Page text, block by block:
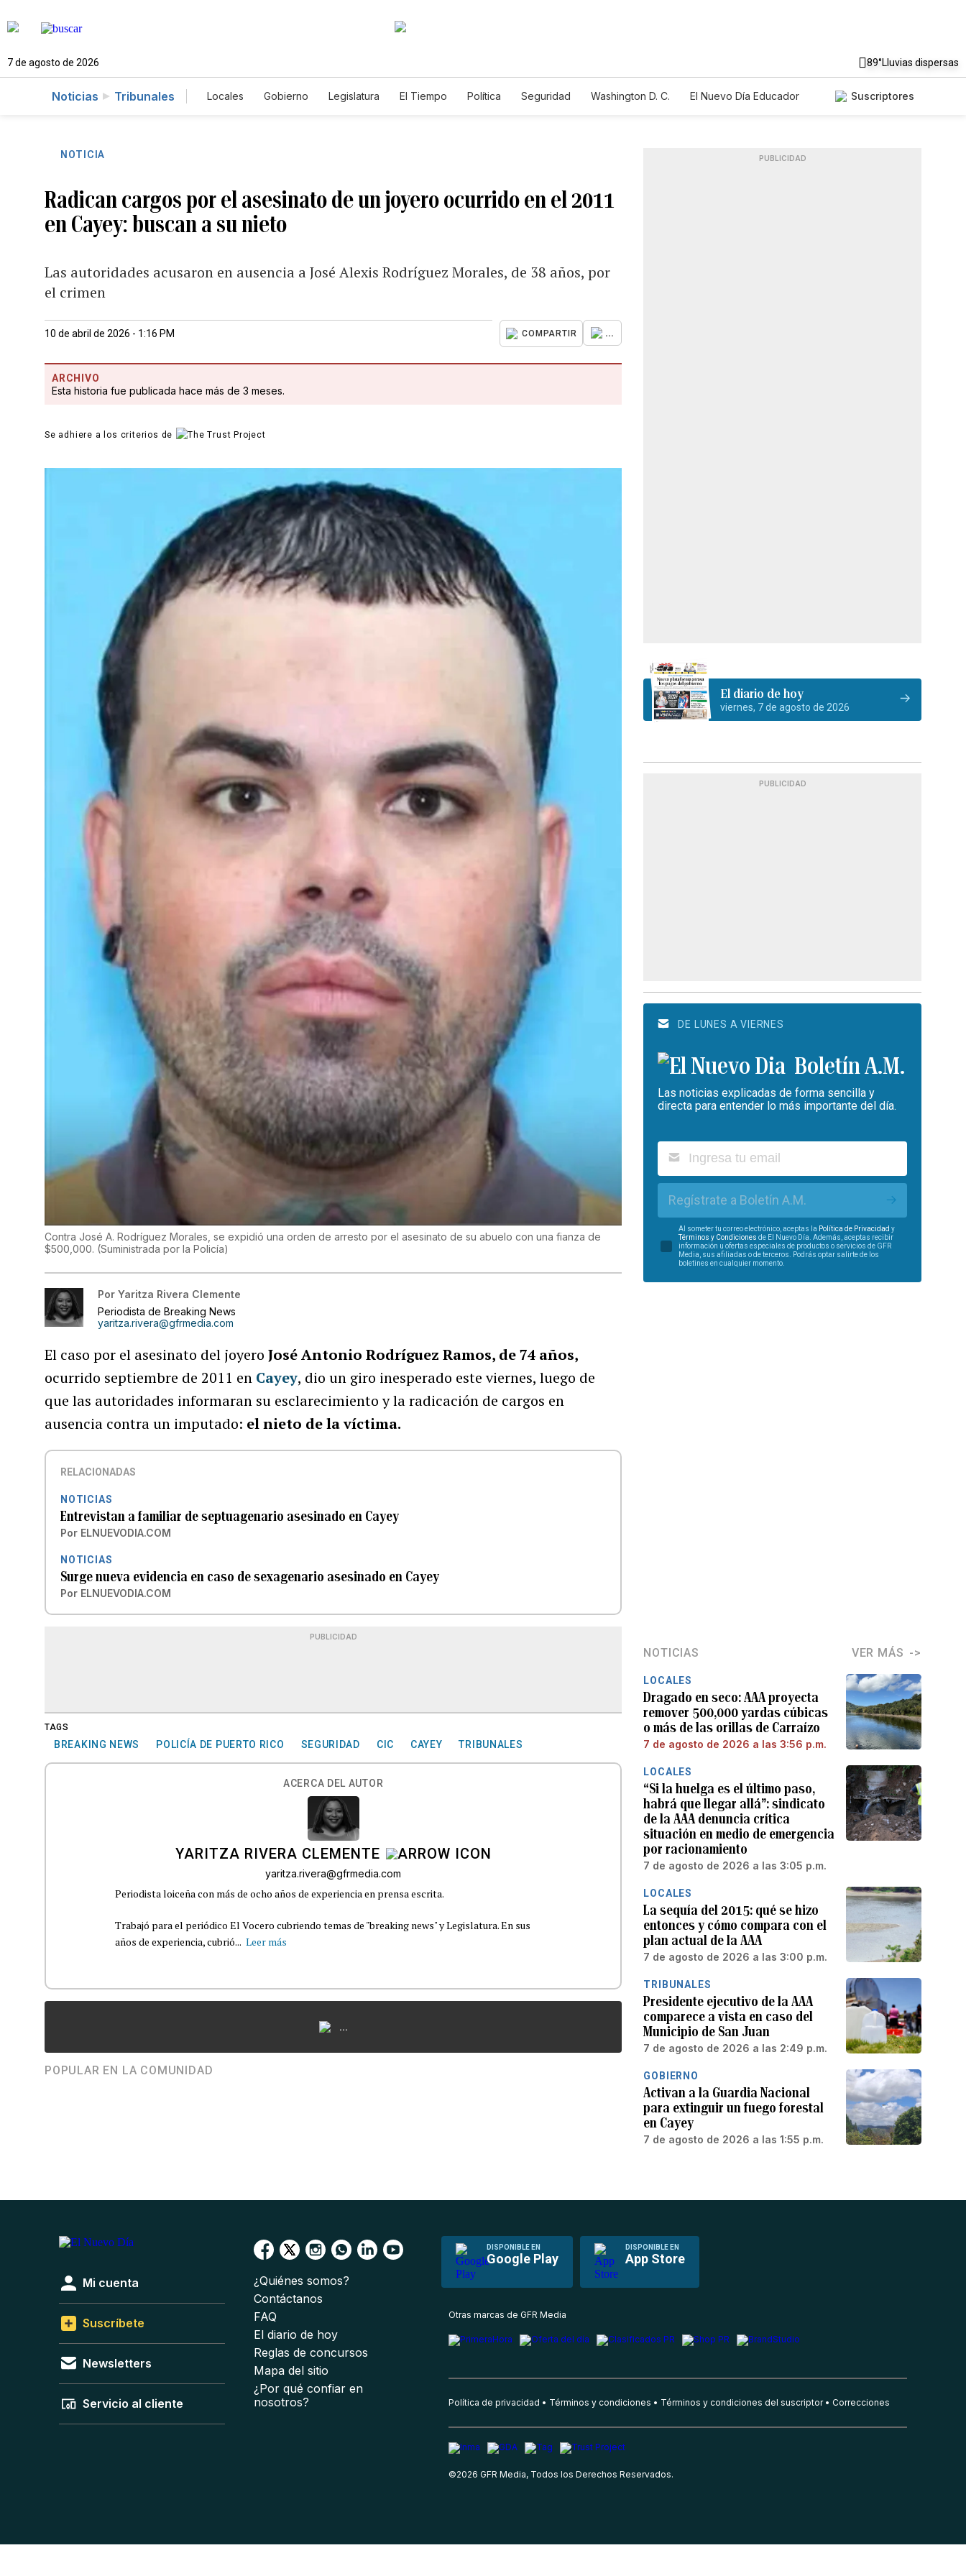
7 de agosto de 2026 89°Lluvias dispersas
Noticias Tribunales Locales Gobierno Legislatura El Tiempo Política Seguridad Washington D. C.
El Nuevo Día Educador
Suscriptores
NOTICIA
Radican cargos por el asesinato de un joyero ocurrido en el 2011
en Cayey: buscan a su nieto
Las autoridades acusaron en ausencia a José Alexis Rodríguez Morales, de 38 años, por
el crimen
10 de abril de 2026 - 1:16 PM COMPARTIR ...
ARCHIVO
Esta historia fue publicada hace más de 3 meses.
Se adhiere a los criterios de
Contra José A. Rodríguez Morales, se expidió una orden de arresto por el asesinato de su abuelo con una fianza de
$500,000. (Suministrada por la Policía)
Por Yaritza Rivera Clemente
Periodista de Breaking News
yaritza.rivera@gfrmedia.com
El caso por el asesinato del joyeroJosé Antonio Rodríguez Ramos, de 74 años,
ocurrido septiembre de 2011 en Cayey, dio un giro inesperado este viernes, luego de
que las autoridades informaran su esclarecimiento y la radicación de cargos en
ausencia contra un imputado: el nieto de la víctima.
RELACIONADAS
NOTICIAS
Entrevistan a familiar de septuagenario asesinado en Cayey
Por ELNUEVODIA.COM
NOTICIAS
Surge nueva evidencia en caso de sexagenario asesinado en Cayey
Por ELNUEVODIA.COM
PUBLICIDAD
TAGS
BREAKING NEWS POLICÍA DE PUERTO RICO SEGURIDAD CIC CAYEY TRIBUNALES
ACERCA DEL AUTOR
YARITZA RIVERA CLEMENTE
yaritza.rivera@gfrmedia.com
Periodista loiceña con más de ocho años de experiencia en prensa escrita.
Trabajó para el periódico El Vocero cubriendo temas de "breaking news" y Legislatura. En sus
años de experiencia, cubrió... Leer más
...
POPULAR EN LA COMUNIDAD
PUBLICIDAD
El diario de hoy
viernes, 7 de agosto de 2026
PUBLICIDAD
DE LUNES A VIERNES
Boletín A.M.
Las noticias explicadas de forma sencilla y
directa para entender lo más importante del día.
Regístrate a Boletín A.M.
Al someter tu correo electrónico, aceptas la Política de Privacidad y
Términos y Condiciones de El Nuevo Día. Además, aceptas recibir
información u ofertas especiales de productos o servicios de GFR
Media, sus afiliadas o de terceros. Podrás optar salirte de los
boletines en cualquier momento.
NOTICIAS VER MÁS
LOCALES
Dragado en seco: AAA proyecta
remover 500,000 yardas cúbicas
o más de las orillas de Carraízo
7 de agosto de 2026 a las 3:56 p.m.
LOCALES
“Si la huelga es el último paso,
habrá que llegar allá”: sindicato
de la AAA denuncia crítica
situación en medio de emergencia
por racionamiento
7 de agosto de 2026 a las 3:05 p.m.
LOCALES
La sequía del 2015: qué se hizo
entonces y cómo compara con el
plan actual de la AAA
7 de agosto de 2026 a las 3:00 p.m.
TRIBUNALES
Presidente ejecutivo de la AAA
comparece a vista en caso del
Municipio de San Juan
7 de agosto de 2026 a las 2:49 p.m.
GOBIERNO
Activan a la Guardia Nacional
para extinguir un fuego forestal
en Cayey
7 de agosto de 2026 a las 1:55 p.m.
DISPONIBLE EN
Google Play
DISPONIBLE EN
App Store
Mi cuenta
Suscríbete
Newsletters
Servicio al cliente
¿Quiénes somos?
Contáctanos
FAQ
El diario de hoy
Reglas de concursos
Mapa del sitio
¿Por qué confiar en
nosotros?
Otras marcas de GFR Media
Política de privacidad Términos y condiciones Términos y condiciones del suscriptor Correcciones
©2026 GFR Media, Todos los Derechos Reservados.